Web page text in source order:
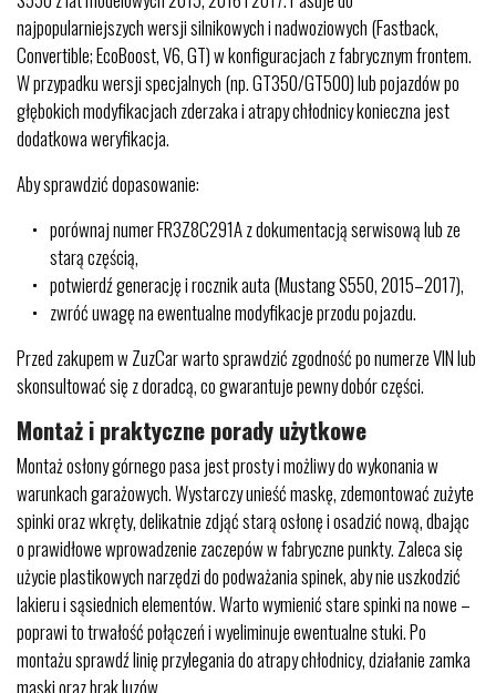
najpopularniejszych wersji silnikowych i nadwoziowych (Fastback,
Convertible; EcoBoost, V6, GT) w konfiguracjach z fabrycznym frontem.
W przypadku wersji specjalnych (np. GT350/GT500) lub pojazdów po
głębokich modyfikacjach zderzaka i atrapy chłodnicy konieczna jest
dodatkowa weryfikacja.
Aby sprawdzić dopasowanie:
porównaj numer FR3Z8C291A z dokumentacją serwisową lub ze
starą częścią,
potwierdź generację i rocznik auta (Mustang S550, 2015–2017),
zwróć uwagę na ewentualne modyfikacje przodu pojazdu.
Przed zakupem w ZuzCar warto sprawdzić zgodność po numerze VIN lub
skonsultować się z doradcą, co gwarantuje pewny dobór części.
Montaż i praktyczne porady użytkowe
Montaż osłony górnego pasa jest prosty i możliwy do wykonania w
warunkach garażowych. Wystarczy unieść maskę, zdemontować zużyte
spinki oraz wkręty, delikatnie zdjąć starą osłonę i osadzić nową, dbając
o prawidłowe wprowadzenie zaczepów w fabryczne punkty. Zaleca się
użycie plastikowych narzędzi do podważania spinek, aby nie uszkodzić
lakieru i sąsiednich elementów. Warto wymienić stare spinki na nowe –
poprawi to trwałość połączeń i wyeliminuje ewentualne stuki. Po
montażu sprawdź linię przylegania do atrapy chłodnicy, działanie zamka
maski oraz brak luzów.